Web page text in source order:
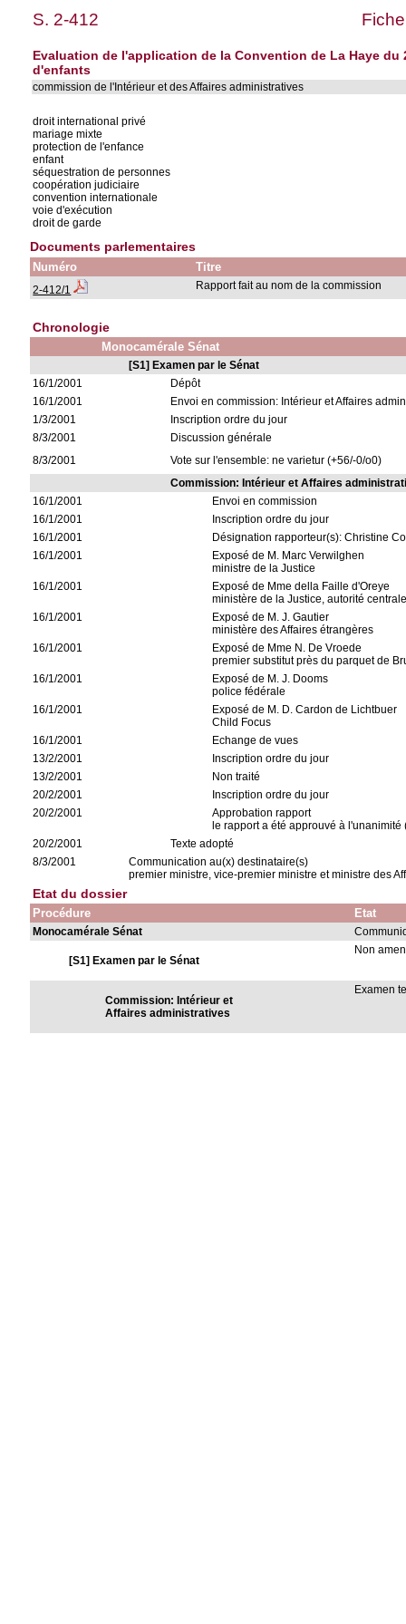
S. 2-412
Evaluation de l'application de la Convention de La Haye
d'enfants
commission de l'Intérieur et des Affaires administratives
droit international privé
mariage mixte
protection de l'enfance
enfant
séquestration de personnes
coopération judiciaire
convention internationale
voie d'exécution
droit de garde
Documents parlementaires
Numéro Titre
2-412/1 Rapport fait au nom de la commission
Chronologie
Monocamérale Sénat
[S1] Examen par le Sénat
16/1/2001
Dépôt
16/1/2001
Envoi en commission: Intérieur et Affaires
1/3/2001
Inscription ordre du jour
8/3/2001
Discussion générale
8/3/2001
Vote sur l'ensemble: ne varietur (+56/-0/o0)
Commission: Intérieur et Affaires
16/1/2001
Envoi en commission
16/1/2001
Inscription ordre du jour
16/1/2001
Désignation rapporteur(s): Christine
16/1/2001
Exposé de M. Marc Verwilghen
ministre de la Justice
16/1/2001
Exposé de Mme della Faille d'Oreye
ministère de la Justice, autorité
16/1/2001
Exposé de M. J. Gautier
ministère des Affaires étrangères
16/1/2001
Exposé de Mme N. De Vroede
premier substitut près du parquet de
16/1/2001
Exposé de M. J. Dooms
police fédérale
16/1/2001
Exposé de M. D. Cardon de Lichtbuer
Child Focus
16/1/2001
Echange de vues
13/2/2001
Inscription ordre du jour
13/2/2001
Non traité
20/2/2001
Inscription ordre du jour
20/2/2001
Approbation rapport
le rapport a été approuvé à l'unanimité
20/2/2001
Texte adopté
8/3/2001
Communication au(x) destinataire(s)
premier ministre, vice-premier ministre et ministre des
Etat du dossier
Procédure Etat
Monocamérale Sénat
[S1] Examen par le Sénat
Non
Commission: Intérieur et
Affaires administratives
Examen